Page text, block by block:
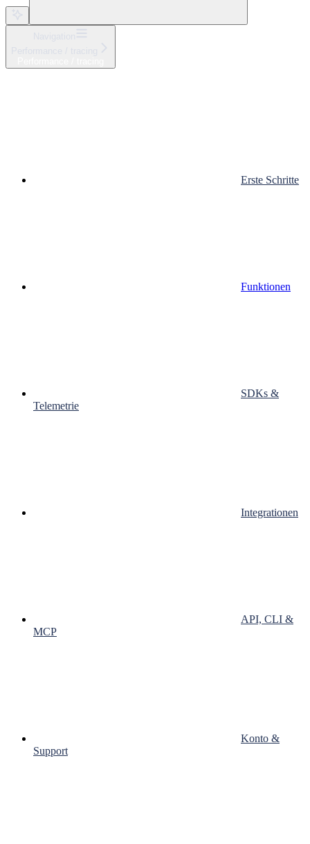
Erste Schritte
Funktionen
SDKs &
Telemetrie
Integrationen
API, CLI &
MCP
Konto &
Support